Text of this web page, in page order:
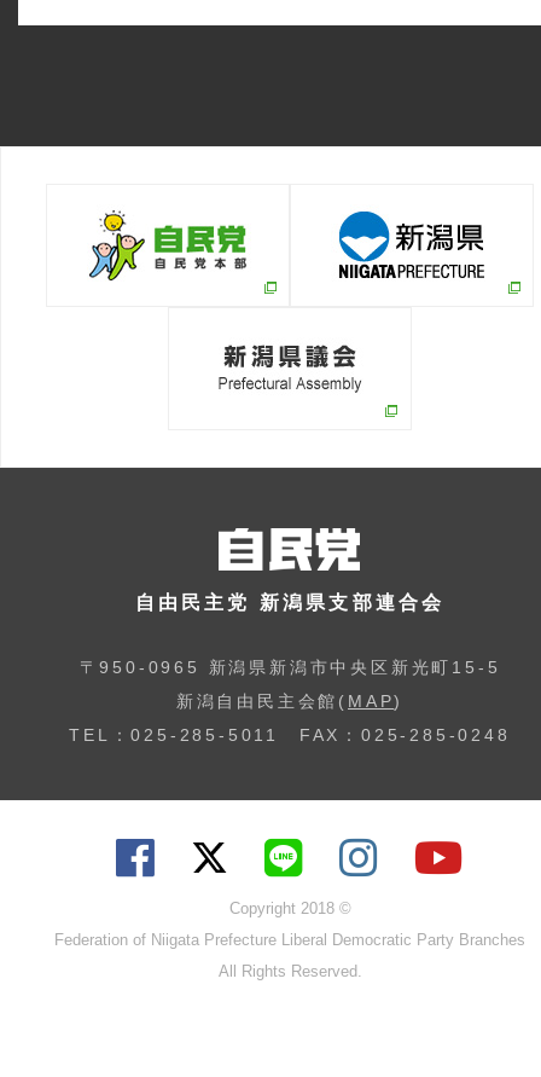
自由民主党 新潟県支部連合会
〒950-0965 新潟県新潟市中央区新光町15-5
新潟自由民主会館( MAP)
TEL：025-285-5011 FAX：025-285-0248
Copyright 2018 ©
Federation of Niigata Prefecture Liberal Democratic Party Branches
All Rights Reserved.